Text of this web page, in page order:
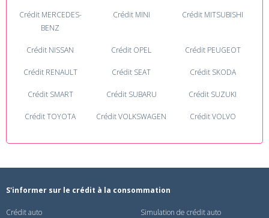
Crédit MERCEDES-
BENZ
Crédit MINI Crédit MITSUBISHI
Crédit NISSAN Crédit OPEL Crédit PEUGEOT
Crédit RENAULT Crédit SEAT Crédit SKODA
Crédit SMART Crédit SUBARU Crédit SUZUKI
Crédit TOYOTA Crédit VOLKSWAGEN Crédit VOLVO
S'informer sur le crédit à la consommation
Crédit auto
Simulation de crédit auto